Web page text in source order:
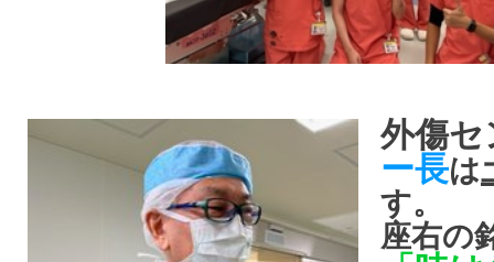
外傷セ
ー長は
す。
座右の